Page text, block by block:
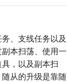
、支线任务以及
本扫荡、使用一
，以及副本扫
从的升级是靠随